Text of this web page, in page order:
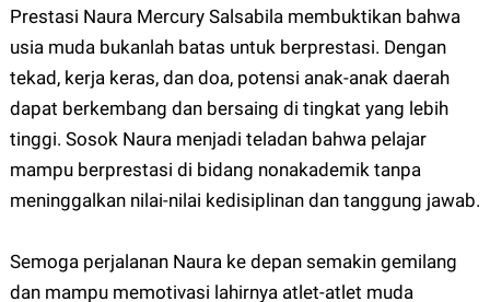
Prestasi Naura Mercury Salsabila membuktikan bahwa
usia muda bukanlah batas untuk berprestasi. Dengan
tekad, kerja keras, dan doa, potensi anak-anak daerah
dapat berkembang dan bersaing di tingkat yang lebih
tinggi. Sosok Naura menjadi teladan bahwa pelajar
mampu berprestasi di bidang nonakademik tanpa
meninggalkan nilai-nilai kedisiplinan dan tanggung jawab.
Semoga perjalanan Naura ke depan semakin gemilang
dan mampu memotivasi lahirnya atlet-atlet muda